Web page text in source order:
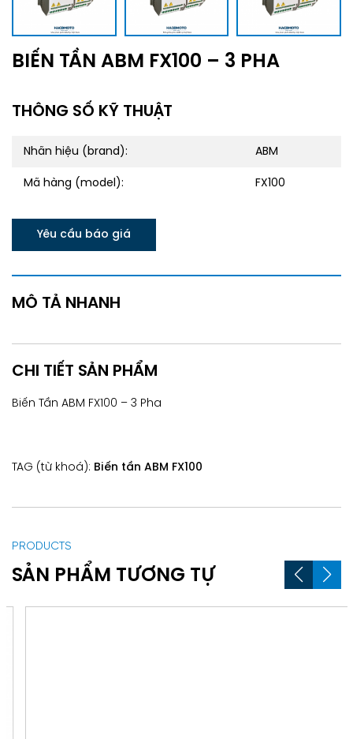
BIẾN TẦN ABM FX100 – 3 PHA
THÔNG SỐ KỸ THUẬT
Nhãn hiệu (brand): ABM
Mã hàng (model): FX100
Yêu cầu báo giá
MÔ TẢ NHANH
CHI TIẾT SẢN PHẨM
Biến Tần ABM FX100 – 3 Pha
TAG (từ khoá): Biến tần ABM FX100
PRODUCTS
SẢN PHẨM TƯƠNG TỰ